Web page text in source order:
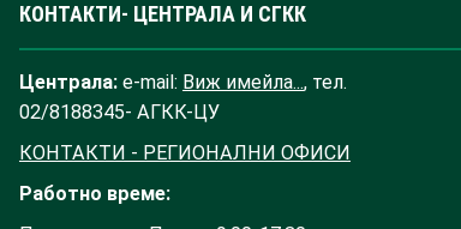
КОНТАКТИ- ЦЕНТРАЛА И СГКК
Централа: e-mail: Виж имейла..., тел.
02/8188345- АГКК-ЦУ
КОНТАКТИ - РЕГИОНАЛНИ ОФИСИ
Работно време: